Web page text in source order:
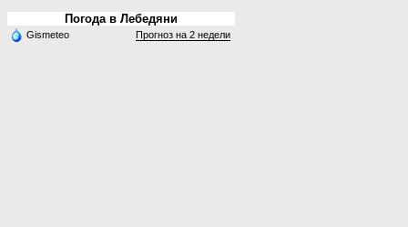
Погода в Лебедяни
Gismeteo Прогноз на 2 недели